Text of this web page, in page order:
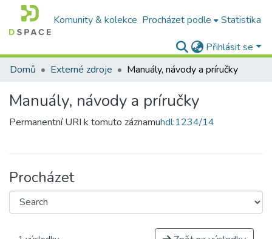
Komunity & kolekce Procházet podle Statistika
Přihlásit se
Domů
Externé zdroje Manuály, návody a príručky
Manuály, návody a príručky
Permanentní URI k tomuto záznamuhdl:1234/14
Procházet